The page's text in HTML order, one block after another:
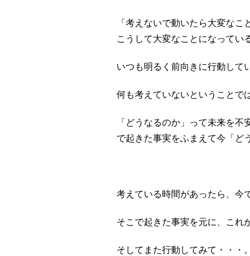
「考えないで動いたら大変な
こうして大変なことになってい
いつも明るく前向きに行動して
何も考えていないということで
「どうなるのか」って未来を
で起きた事実をふまえて今「ど
考えている時間があったら、今
そこで起きた事実を元に、これ
そしてまた行動してみて・・・。